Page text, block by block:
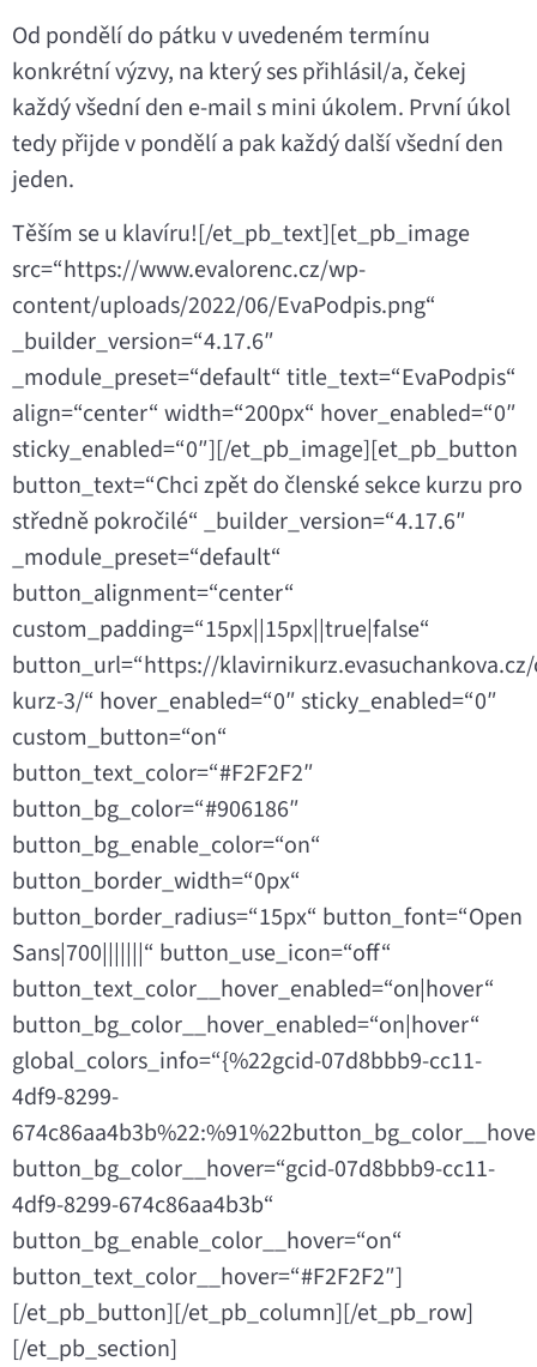
Od pondělí do pátku v uvedeném termínu
konkrétní výzvy, na který ses přihlásil/a, čekej
každý všední den e-mail s mini úkolem. První úkol
tedy přijde v pondělí a pak každý další všední den
jeden.
Těším se u klavíru![/et_pb_text][et_pb_image
src=“https://www.evalorenc.cz/wp-
content/uploads/2022/06/EvaPodpis.png“
_builder_version=“4.17.6″
_module_preset=“default“ title_text=“EvaPodpis“
align=“center“ width=“200px“ hover_enabled=“0″
sticky_enabled=“0″][/et_pb_image][et_pb_button
button_text=“Chci zpět do členské sekce kurzu pro
středně pokročilé“ _builder_version=“4.17.6″
_module_preset=“default“
button_alignment=“center“
custom_padding=“15px||15px||true|false“
button_url=“https://
kurz-3/“ hover_enabled=“0″ sticky_enabled=“0″
custom_button=“on“
button_text_color=“#F2F2F2″
button_bg_color=“#906186″
button_bg_enable_color=“on“
button_border_width=“0px“
button_border_radius=“15px“ button_font=“Open
Sans|700|||||||“ button_use_icon=“off“
button_text_color__hover_enabled=“on|hover“
button_bg_color__hover_enabled=“on|hover“
global_colors_info=“{%22gcid-07d8bbb9-cc11-
4df9-8299-
button_bg_color__hover=“gcid-07d8bbb9-cc11-
4df9-8299-674c86aa4b3b“
button_bg_enable_color__hover=“on“
button_text_color__hover=“#F2F2F2″]
[/et_pb_button][/et_pb_column][/et_pb_row]
[/et_pb_section]